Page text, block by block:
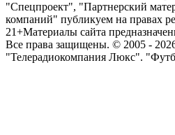
"Спецпроект", "Партнерский
компаний" публикуем на правах
21+Материалы сайта
Все права защищены. © 2005 -
"Телерадиокомпания Люкс".